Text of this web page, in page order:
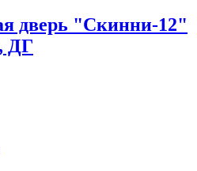
дверь "Скинни-12"
ДГ